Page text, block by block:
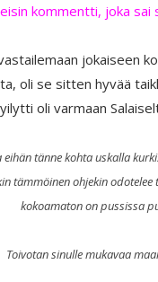
kommentti, joka sai
jokaiseen
oli se sitten hyvää
oli varmaan
tänne kohta uskalla
tämmöinen ohjekin
kokoamaton on pussissa
Toivotan sinulle mukavaa